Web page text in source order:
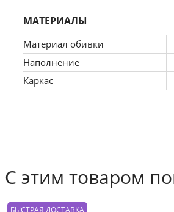
МАТЕРИАЛЫ
Материал обивки
Наполнение
Каркас
С этим товаром
БЫСТРАЯ ДОСТАВКА